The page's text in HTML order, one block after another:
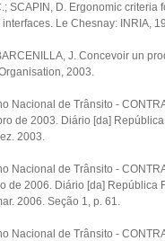
SCAPIN, D. Ergonomic criteria
Le Chesnay: INRIA,
J. Concevoir un
2003.
Nacional de Trânsito -
de 2003. Diário [da]
2003.
Nacional de Trânsito -
de 2006. Diário [da] República
2006. Seção 1, p. 61.
Nacional de Trânsito -